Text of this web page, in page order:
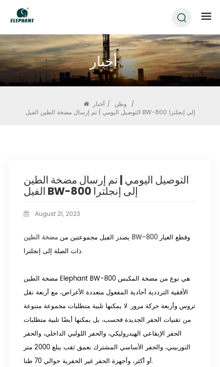
أخبار
وطن / أخبار
/
التوصيل اليومي | تم إرسال مضخة الطين الفيل BW-800 إلى إنجلترا
التوصيل اليومي | تم إرسال مضخة الطين
الفيل BW-800 إلى إنجلترا
August 21, 2023
يصدر الفيل مجموعتين منمضخة الطين BW-800وقطع الغيار
ذات الصلة إلى إنجلترا.
مضخة الطين Elephant BW-800 هي نوع من مضخة المكبس
الأفقية الترددية أحادية المفعول متعددة الأغراض، مع أربعة نقل
تروس وأربعة حركة مرور. لا يمكنها تلبية متطلبات مجموعة متنوعة
من تقنيات الحفر الجديدة فحسب، بل يمكنها أيضًا تلبية متطلبات
الحفر الإيقاعي الهيدروليكي، والحفر اللولبي الداخلي، والحفر
التوربيني، والحفر الأساسي المشترك بعمق ثقب يبلغ 2000 متر
أو أكثر، وأجهزة الحفر غير الحفرية حوالي 70 طنا.